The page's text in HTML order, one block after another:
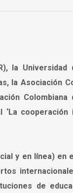
la Universidad
la Asociación
y en línea) en
de